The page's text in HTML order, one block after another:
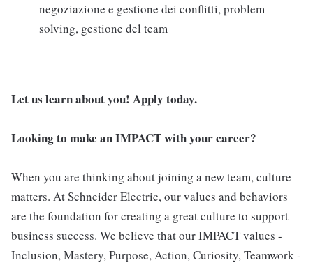
negoziazione e gestione dei conflitti, problem
solving, gestione del team
Let us learn about you! Apply today.
Looking to make an IMPACT with your career?
When you are thinking about joining a new team, culture
matters. At Schneider Electric, our values and behaviors
are the foundation for creating a great culture to support
business success. We believe that our IMPACT values -
Inclusion, Mastery, Purpose, Action, Curiosity, Teamwork -